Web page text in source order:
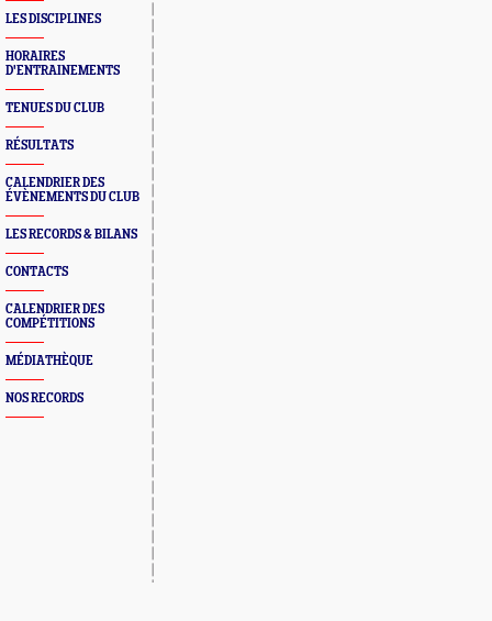
LES DISCIPLINES
HORAIRES
D'ENTRAINEMENTS
TENUES DU CLUB
RÉSULTATS
CALENDRIER DES
ÉVÈNEMENTS DU CLUB
LES RECORDS & BILANS
CONTACTS
CALENDRIER DES
COMPÉTITIONS
MÉDIATHÈQUE
NOS RECORDS